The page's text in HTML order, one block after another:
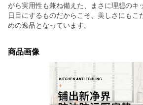
がら実用性も兼ね備えた、まさに理想のキ
日目にするものだからこそ、美しさにもこ
めの逸品となっています。
商品画像